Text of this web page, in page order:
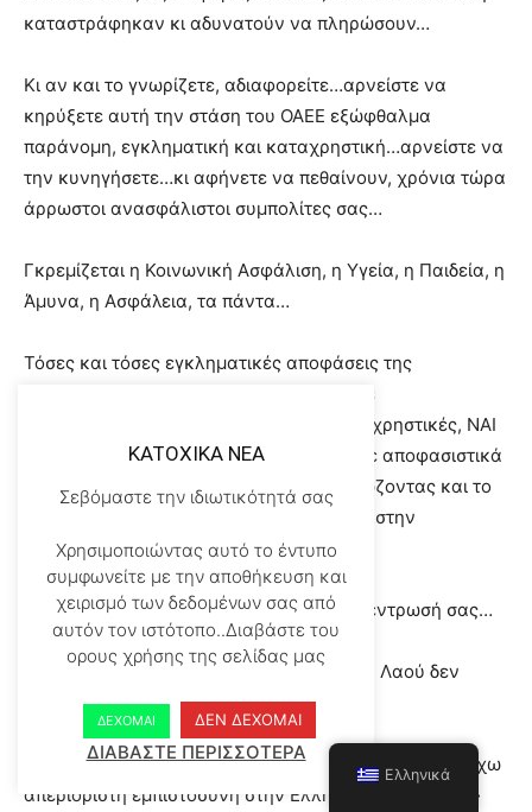
καταστράφηκαν κι αδυνατούν να πληρώσουν…
Κι αν και το γνωρίζετε, αδιαφορείτε…αρνείστε να
κηρύξετε αυτή την στάση του ΟΑΕΕ εξώφθαλμα
παράνομη, εγκληματική και καταχρηστική…αρνείστε να
την κυνηγήσετε…κι αφήνετε να πεθαίνουν, χρόνια τώρα
άρρωστοι ανασφάλιστοι συμπολίτες σας…
Γκρεμίζεται η Κοινωνική Ασφάλιση, η Υγεία, η Παιδεία, η
Άμυνα, η Ασφάλεια, τα πάντα…
Τόσες και τόσες εγκληματικές αποφάσεις της
κυβέρνησης θα μπορούσατε να κηρύξετε
αντισυνταγματικές, παράνομες και καταχρηστικές, ΝΑΙ
ΕΓΚΛΗΜΑΤΙΚΕΣ και να τους εναντιωθείτε αποφασιστικά
σώζοντας και ανθρώπινες ζωές αλλά σώζοντας και το
κύρος σας…ο Λαός θα πίστευε επιτέλους στην
Δικαιοσύνη των Δικαστών…
Ναι, οι ίδιοι το είπατε προχτές στην συγκέντρωσή σας…
Η συντριπτική πλειοψηφία του Ελληνικού Λαού δεν
πιστεύει στην Ελληνική Δικαιοσύνη…
Και η φράση των Δικηγόρων και των δικαζομένων «έχω
απεριόριστη εμπιστοσύνη στην Ελληνική Δικαιοσύνη»
KATOXIKA NEA
Σεβόμαστε την ιδιωτικότητά σας
Χρησιμοποιώντας αυτό το έντυπο
συμφωνείτε με την αποθήκευση και
χειρισμό των δεδομένων σας από
αυτόν τον ιστότοπο..Διαβάστε του
ορους χρήσης της σελίδας μας
ΔΕΧΟΜΑΙ ΔΕΝ ΔΕΧΟΜΑΙ
ΔΙΑΒΑΣΤΕ ΠΕΡΙΣΣΟΤΕΡΑ
Ελληνικά